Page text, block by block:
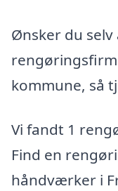
Ønsker du
kommune, så
Vi fandt 1
Find en
håndværker i